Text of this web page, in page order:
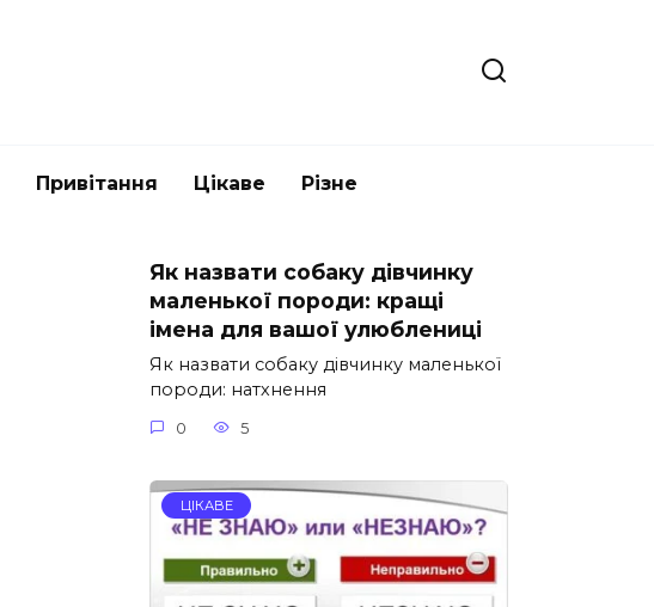
Привітання Цікаве Різне
Як назвати собаку дівчинку
маленької породи: кращі
імена для вашої улюблениці
Як назвати собаку дівчинку маленької
породи: натхнення
0 5
ЦІКАВЕ